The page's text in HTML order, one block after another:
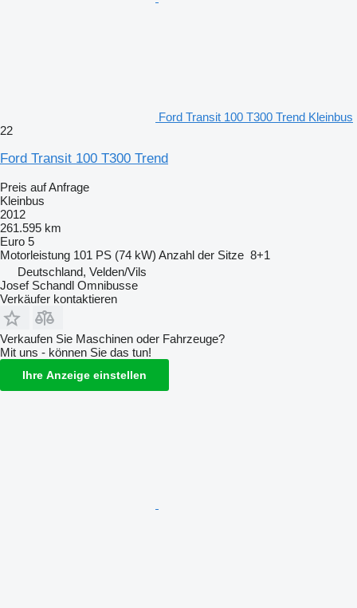
Ford Transit 100 T300 Trend Kleinbus
22
Ford Transit 100 T300 Trend
Preis auf Anfrage
Kleinbus
2012
261.595 km
Euro 5
Motorleistung 101 PS (74 kW) Anzahl der Sitze 8+1
Deutschland, Velden/Vils
Josef Schandl Omnibusse
Verkäufer kontaktieren
Verkaufen Sie Maschinen oder Fahrzeuge?
Mit uns - können Sie das tun!
Ihre Anzeige einstellen